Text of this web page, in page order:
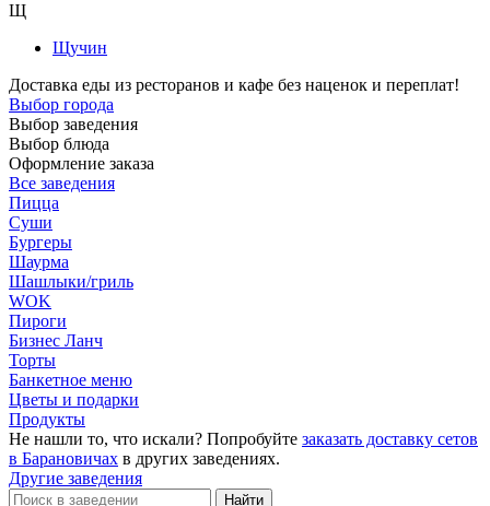
Щ
Щучин
Доставка еды из ресторанов и кафе без наценок и переплат!
Выбор города
Выбор заведения
Выбор блюда
Оформление заказа
Все заведения
Пицца
Суши
Бургеры
Шаурма
Шашлыки/гриль
WOK
Пироги
Бизнес Ланч
Торты
Банкетное меню
Цветы и подарки
Продукты
Не нашли то, что искали? Попробуйте заказать доставку сетов
в Барановичах в других заведениях.
Другие заведения